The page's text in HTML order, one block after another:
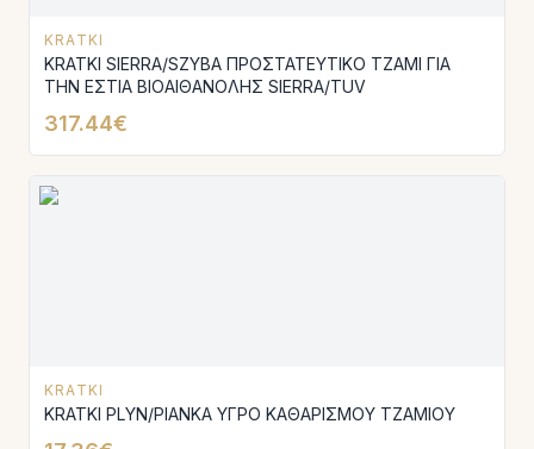
KRATKI
KRATKI SIERRA/SZYBA ΠΡΟΣΤΑΤΕΥΤΙΚΟ ΤΖΑΜΙ ΓΙΑ
ΤΗΝ ΕΣΤΙΑ ΒΙΟΑΙΘΑΝΟΛΗΣ SIERRA/TUV
317.44€
KRATKI
KRATKI PLYN/PIANKA ΥΓΡΟ ΚΑΘΑΡΙΣΜΟΥ ΤΖΑΜΙΟΥ